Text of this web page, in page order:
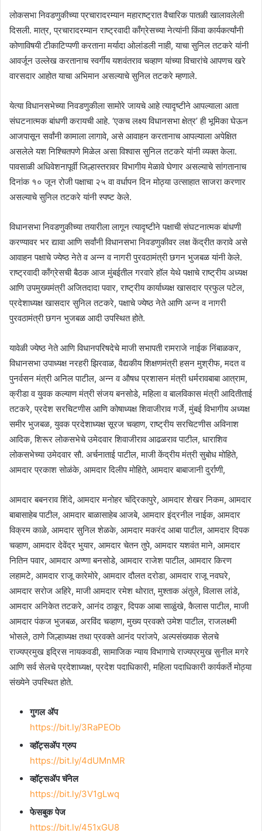
लोकसभा निवडणुकीच्या प्रचारादरम्यान महाराष्ट्रात वैचारिक पातळी खालावलेली
दिसली. मात्र, प्रचारादरम्यान राष्ट्रवादी काँग्रेसच्या नेत्यांनी किंवा कार्यकर्त्यांनी
कोणाविषयी टीकाटिप्पणी करताना मर्यादा ओलांडली नाही, याचा सुनिल तटकरे यांनी
आवर्जून उल्लेख करतानाच स्वर्गीय यशवंतराव चव्हाण यांच्या विचारांचे आपणच खरे
वारसदार आहोत याचा अभिमान असल्याचे सुनिल तटकरे म्हणाले.
येत्या विधानसभेच्या निवडणुकीला सामोरे जायचे आहे त्यादृष्टीने आपल्याला आता
संघटनात्मक बांधणी करायची आहे. ‘एकच लक्ष्य विधानसभा क्षेत्र’ ही भूमिका घेऊन
आजपासून सर्वांनी कामाला लागावे, असे आवाहन करतानाच आपल्याला अपेक्षित
असलेले यश निश्चितपणे मिळेल असा विश्वास सुनिल तटकरे यांनी व्यक्त केला.
पावसाळी अधिवेशनापूर्वी जिल्हास्तरावर विभागीय मेळावे घेणार असल्याचे सांगतानाच
दिनांक १० जून रोजी पक्षाचा २५ वा वर्धापन दिन मोठ्या उत्साहात साजरा करणार
असल्याचे सुनिल तटकरे यांनी स्पष्ट केले.
विधानसभा निवडणुकीच्या तयारीला लागून त्यादृष्टीने पक्षाची संघटनात्मक बांधणी
करण्यावर भर द्यावा आणि सर्वांनी विधानसभा निवडणुकीवर लक्ष केंद्रीत करावे असे
आवाहन पक्षाचे ज्येष्ठ नेते व अन्न व नागरी पुरवठामंत्री छगन भुजबळ यांनी केले.
राष्ट्रवादी काँग्रेसची बैठक आज मुंबईतील गरवारे हॉल येथे पक्षाचे राष्ट्रीय अध्यक्ष
आणि उपमुख्यमंत्री अजितदादा पवार, राष्ट्रीय कार्याध्यक्ष खासदार प्रफुल पटेल,
प्रदेशाध्यक्ष खासदार सुनिल तटकरे, पक्षाचे ज्येष्ठ नेते आणि अन्न व नागरी
पुरवठामंत्री छगन भुजबळ आदी उपस्थित होते.
यावेळी ज्येष्ठ नेते आणि विधानपरिषदेचे माजी सभापती रामराजे नाईक निंबाळकर,
विधानसभा उपाध्यक्ष नरहरी झिरवाळ, वैद्यकीय शिक्षणमंत्री हसन मुश्रीफ, मदत व
पुनर्वसन मंत्री अनिल पाटील, अन्न व औषध प्रशासन मंत्री धर्मरावबाबा आत्राम,
क्रीडा व युवक कल्याण मंत्री संजय बनसोडे, महिला व बालविकास मंत्री आदितीताई
तटकरे, प्रदेश सरचिटणीस आणि कोषाध्यक्ष शिवाजीराव गर्जे, मुंबई विभागीय अध्यक्ष
समीर भुजबळ, युवक प्रदेशाध्यक्ष सूरज चव्हाण, राष्ट्रीय सरचिटणीस अविनाश
आदिक, शिरूर लोकसभेचे उमेदवार शिवाजीराव आढळराव पाटील, धाराशिव
लोकसभेच्या उमेदवार सौ. अर्चनाताई पाटील, माजी केंद्रीय मंत्री सुबोध मोहिते,
आमदार प्रकाश सोळंके, आमदार दिलीप मोहिते, आमदार बाबाजानी दुर्राणी,
आमदार बबनराव शिंदे, आमदार मनोहर चंद्रिकापुरे, आमदार शेखर निकम, आमदार
बाबासाहेब पाटील, आमदार बाळासाहेब आजबे, आमदार इंद्रनील नाईक, आमदार
विक्रम काळे, आमदार सुनिल शेळके, आमदार मकरंद आबा पाटील, आमदार दिपक
चव्हाण, आमदार देवेंद्र भुयार, आमदार चेतन तुपे, आमदार यशवंत माने, आमदार
नितिन पवार, आमदार अण्णा बनसोडे, आमदार राजेश पाटील, आमदार किरण
लहामटे, आमदार राजू कारेमोरे, आमदार दौलत दरोडा, आमदार राजू नवघरे,
आमदार सरोज अहिरे, माजी आमदार रमेश थोरात, मुश्ताक अंतुले, विलास लांडे,
आमदार अनिकेत तटकरे, आनंद ठाकूर, दिपक आबा साळुंखे, कैलास पाटील, माजी
आमदार पंकज भुजबळ, अरविंद चव्हाण, मुख्य प्रवक्ते उमेश पाटील, राजलक्ष्मी
भोसले, ठाणे जिल्हाध्यक्ष तथा प्रवक्ते आनंद परांजपे, अल्पसंख्याक सेलचे
राज्यप्रमुख इद्रिस नायकवडी, सामाजिक न्याय विभागाचे राज्यप्रमुख सुनील मगरे
आणि सर्व सेलचे प्रदेशाध्यक्ष, प्रदेश पदाधिकारी, महिला पदाधिकारी कार्यकर्ते मोठ्या
संख्येने उपस्थित होते.
गुगल ॲप
https://bit.ly/3RaPEOb
व्हॉट्सॲप ग्रुप
https://bit.ly/4dUMnMR
व्हॉट्सॲप चॅनेल
https://bit.ly/3V1gLwq
फेसबुक पेज
https://bit.ly/451xGU8